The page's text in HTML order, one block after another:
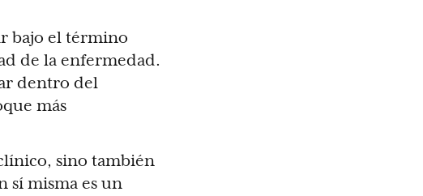
bajo el término
de la enfermedad.
dentro del
más
sino también
sí misma es un